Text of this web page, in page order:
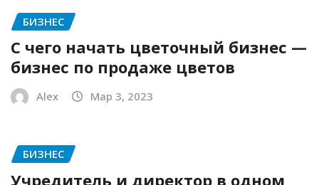
БИЗНЕС
С чего начать цветочный бизнес —
бизнес по продаже цветов
Alex Мар 3, 2023
БИЗНЕС
Учредитель и директор в одном